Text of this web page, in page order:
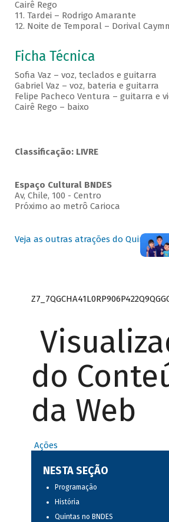
Cairê Rego
11. Tardei – Rodrigo Amarante
12. Noite de Temporal – Dorival
Ficha Técnica
Sofia Vaz – voz, teclados e guitarra
Gabriel Vaz – voz, bateria e guitarra
Felipe Pacheco Ventura – guitarra e
Cairê Rego – baixo
Classificação: LIVRE
Espaço Cultural BNDES
Av, Chile, 100 - Centro
Próximo ao metrô Carioca
Veja as outras atrações do Quintas
do
da Web
Ações
NESTA SEÇÃO
Programação
História
Quintas no BNDES